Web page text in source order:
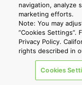
Copyright © 2026
navigation, analyze
marketing efforts.
Note: You may
”Cookies Settings”.
Privacy Policy.
rights described in
Cookies